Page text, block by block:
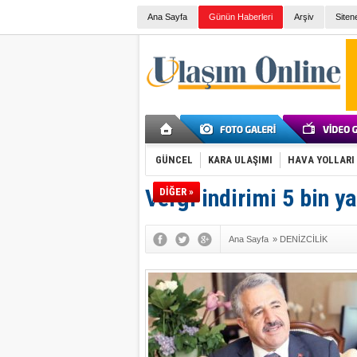
Ana Sayfa Günün Haberleri Arşiv
GÜNCEL KARA ULAŞIMI HAVA YOLLARI
DİĞER »
Vergi indirimi 5 bin
Ana Sayfa » DENİZCİLİK